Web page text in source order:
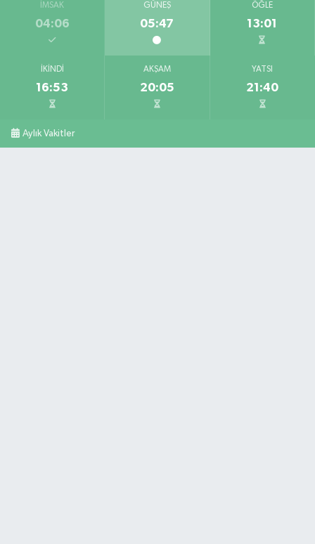
İMSAK
04:06
GÜNEŞ
05:47
ÖĞLE
13:01
İKINDI
16:53
AKŞAM
20:05
YATSI
21:40
Aylık Vakitler